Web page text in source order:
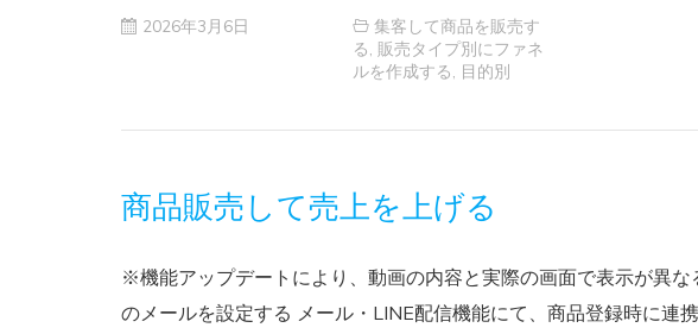
2026年3月6日
集客して商品を販売す
る 販売タイプ別にファネ
ルを作成する
目的別
商品販売して売上を上げる
※機能アップデートにより、動画の内容と実際の画面で表示が異
のメールを設定する メール・LINE配信機能にて、商品登録時に連